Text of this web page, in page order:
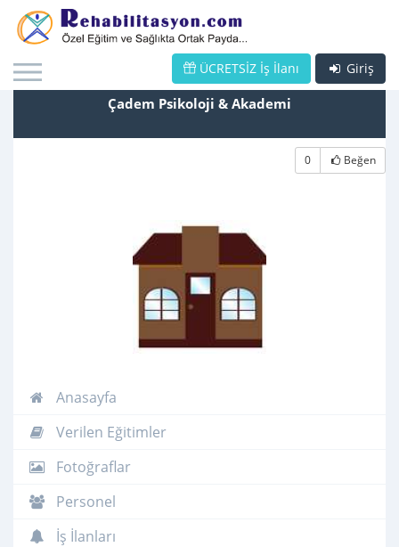
Giriş
ÜCRETSİZ İş İlanı
Çadem Psikoloji & Akademi
0 Beğen
Anasayfa
Verilen Eğitimler
Fotoğraflar
Personel
İş İlanları